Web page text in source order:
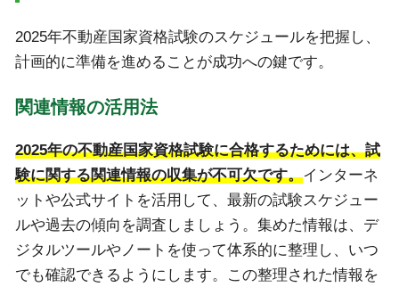
2025年不動産国家資格試験のスケジュールを把握し、
計画的に準備を進めることが成功への鍵です。
関連情報の活用法
2025年の不動産国家資格試験に合格するためには、試
験に関する関連情報の収集が不可欠です。インターネ
ットや公式サイトを活用して、最新の試験スケジュー
ルや過去の傾向を調査しましょう。集めた情報は、デ
ジタルツールやノートを使って体系的に整理し、いつ
でも確認できるようにします。この整理された情報を